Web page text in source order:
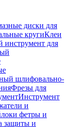
диски для
кругиКлеи
инструмент для
шлифовально-
Фрезы для
Инструмент
и
фетры и
защиты и